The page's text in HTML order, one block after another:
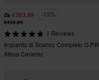
Da €363,99 -15%
€428,99
1 Reviews
Impianto di Scarico Completo G.P.R.
Albus Ceramic